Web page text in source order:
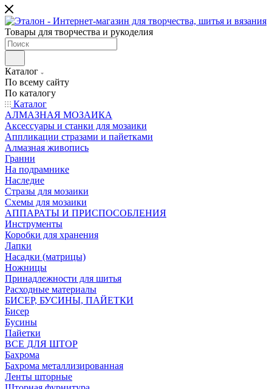
Товары для творчества и рукоделия
Каталог
По всему сайту
По каталогу
Каталог
АЛМАЗНАЯ МОЗАИКА
Аксессуары и станки для мозаики
Аппликации стразами и пайетками
Алмазная живопись
Гранни
На подрамнике
Наследие
Стразы для мозаики
Схемы для мозаики
АППАРАТЫ И ПРИСПОСОБЛЕНИЯ
Инструменты
Коробки для хранения
Лапки
Насадки (матрицы)
Ножницы
Принадлежности для шитья
Расходные материалы
БИСЕР, БУСИНЫ, ПАЙЕТКИ
Бисер
Бусины
Пайетки
ВСЕ ДЛЯ ШТОР
Бахрома
Бахрома металлизированная
Ленты шторные